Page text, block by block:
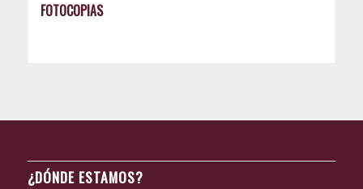
FOTOCOPIAS
¿DÓNDE ESTAMOS?